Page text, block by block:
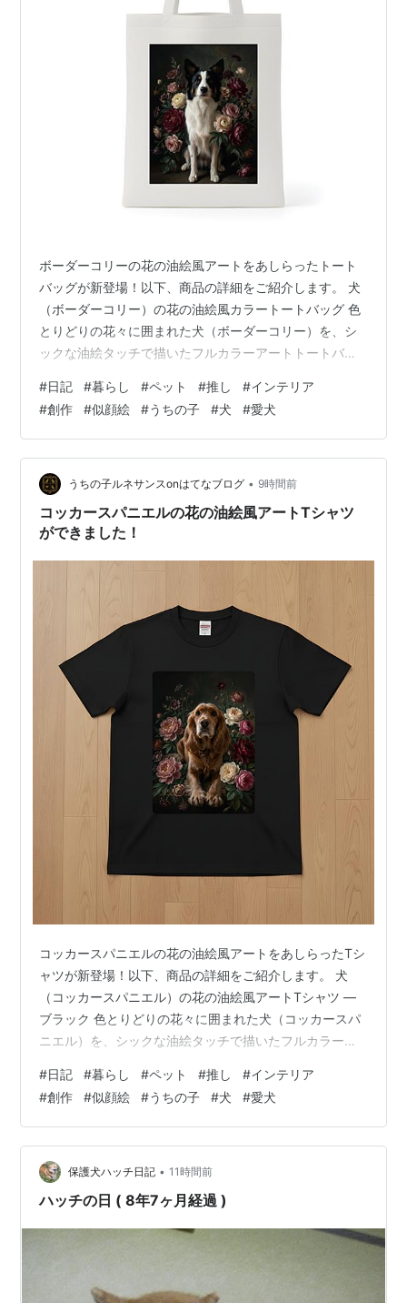
ボーダーコリーの花の油絵風アートをあしらったトート
バッグが新登場！以下、商品の詳細をご紹介します。 犬
（ボーダーコリー）の花の油絵風カラートートバッグ 色
とりどりの花々に囲まれた犬（ボーダーコリー）を、シ
ックな油絵タッチで描いたフルカラーアートトートバッ
が、持つだけで上品な存在感を放ちます。 ◆ 商品内容・
キャンバス地トートバッグ（白）・額縁なしのフルカラ
ープリント ◆ サイズ・仕様・本体サイズ：約
W350×H410mm（持ち手除く）・B4サイズがゆったり
入るフラット（マチなし）タイプ・持ち手が長く肩掛け
も可能 ◆ こんな方におすすめ・犬好きな方…
#日記 #暮らし #ペット #推し #インテリア
#創作 #似顔絵 #うちの子 #犬 #愛犬
うちの子ルネサンスonはてなブログ • 9時間前
コッカースパニエルの花の油絵風アートTシャツ
ができました！
コッカースパニエルの花の油絵風アートをあしらったTシ
ャツが新登場！以下、商品の詳細をご紹介します。 犬
（コッカースパニエル）の花の油絵風アートTシャツ ―
ブラック 色とりどりの花々に囲まれた犬（コッカースパ
ニエル）を、シックな油絵タッチで描いたフルカラーア
る色調で、さりげなく個性を演出します。 ◆ 商品内容・
ブラックTシャツ（半袖）・額縁なしのフルカラープリン
ト ◆ サイズ展開（S / M / L / XL）・S ： 肩幅45cm ／
着丈65cm ／ 袖丈20cm・M ： 肩幅47cm ／ 着丈68cm
／ 袖丈21cm・L ： 肩幅49…
#日記 #暮らし #ペット #推し #インテリア
#創作 #似顔絵 #うちの子 #犬 #愛犬
保護犬ハッチ日記 • 11時間前
ハッチの日 ( 8年7ヶ月経過 )